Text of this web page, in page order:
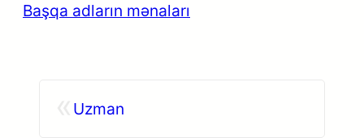
Başqa adların mənaları
Uzman